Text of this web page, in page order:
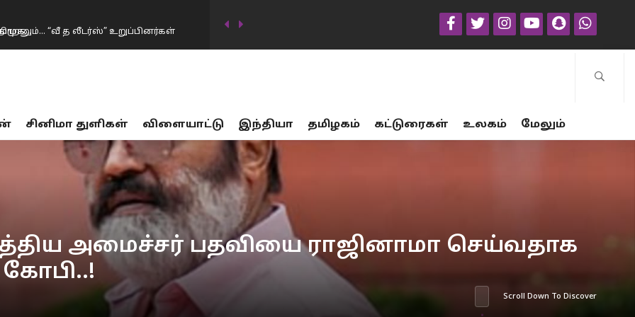
“வீ த லீடர்ஸ்” உறுப்பினர்கள்
பாலியல் வன்கொடுமை சம்பவங்கள்… சட்டம்
விவாதத்தில் இருந்து தப்பியோட
முதலமைச்சர் விஜய் மவுனம்
சினிமா துளிகள் விளையாட்டு இந்தியா தமிழகம் கட்டுரைகள் உலகம் மேலும்
அமைச்சர் பதவியை ராஜினாமா செய்வதாக
Scroll Down To Discover